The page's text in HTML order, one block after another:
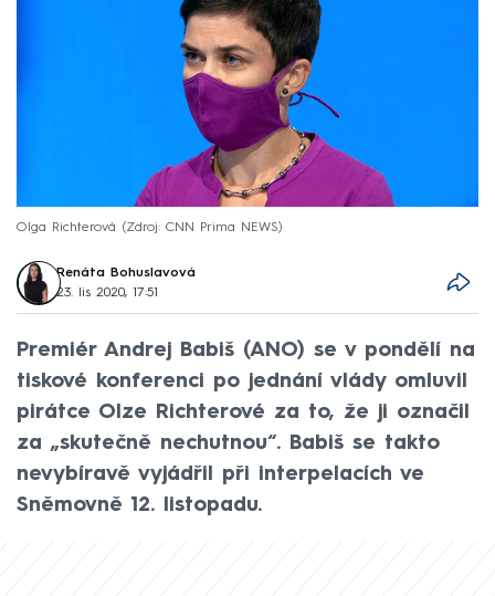
Olga Richterová Zdroj: CNN Prima NEWS
Renáta Bohuslavová
23. lis 2020, 17:51
Premiér Andrej Babiš (ANO) se v pondělí na
tiskové konferenci po jednání vlády omluvil
pirátce Olze Richterové za to, že ji označil
za „skutečně nechutnou“. Babiš se takto
nevybíravě vyjádřil při interpelacích ve
Sněmovně 12. listopadu.